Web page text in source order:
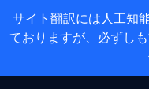
サイト翻訳には人工知
ておりますが、必ずし